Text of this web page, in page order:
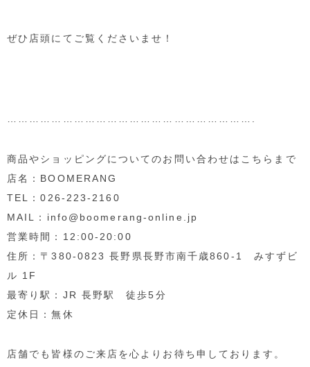
ぜひ店頭にてご覧くださいませ！
商品やショッピングについてのお問い合わせはこちらまで
店名：BOOMERANG
TEL：026-223-2160
MAIL：info@boomerang-online.jp
営業時間：12:00-20:00
住所：〒380-0823 長野県長野市南千歳860-1 みすずビ
ル 1F
最寄り駅：JR 長野駅 徒歩5分
定休日：無休
店舗でも皆様のご来店を心よりお待ち申しております。